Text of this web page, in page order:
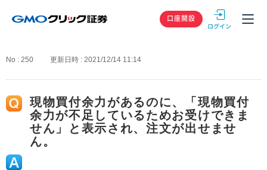
GMOクリック
口座開設
No : 250 更新日時 : 2021/12/14 11:14
現物買付余力があるのに、「現物買付
余力が不足しているためお受けできま
せん」と表示され、注文が出せませ
ん。